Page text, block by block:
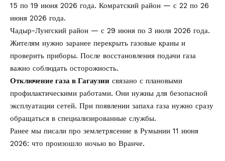
15 по 19 июня 2026 года. Комратский район — с 22 по 26
июня 2026 года.
Чадыр-Лунгский район — с 29 июня по 3 июля 2026 года.
Жителям нужно заранее перекрыть газовые краны и
проверить приборы. После восстановления подачи газа
важно соблюдать осторожность.
Отключение газа в Гагаузии связано с плановыми
профилактическими работами. Они нужны для безопасной
эксплуатации сетей. При появлении запаха газа нужно сразу
обращаться в специализированные службы.
Ранее мы писали про землетрясение в Румынии 11 июня
2026: что произошло ночью во Вранче.